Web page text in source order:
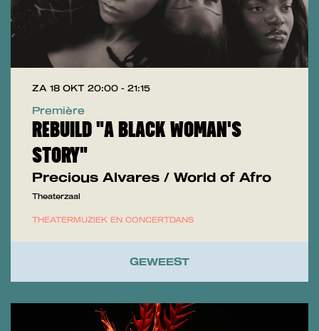
REBUILD "A BLACK WOMAN'S
STORY"
Precious Alvares / World of Afro
Première
ZA 18 OKT 20:00 - 21:15
Theaterzaal
THEATERMUZIEK EN CONCERTDANS
GEWEEST